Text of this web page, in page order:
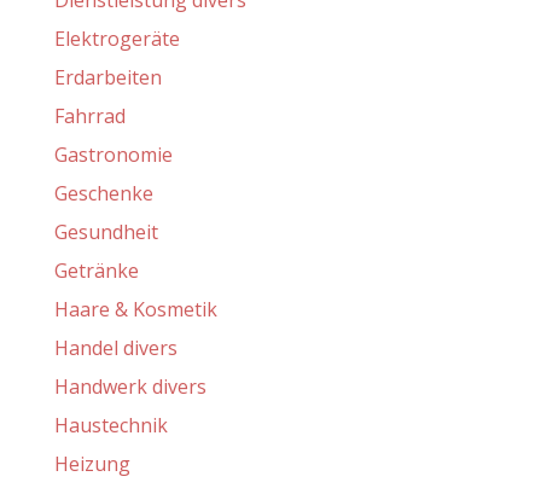
Elektrogeräte
Erdarbeiten
Fahrrad
Gastronomie
Geschenke
Gesundheit
Getränke
Haare & Kosmetik
Handel divers
Handwerk divers
Haustechnik
Heizung